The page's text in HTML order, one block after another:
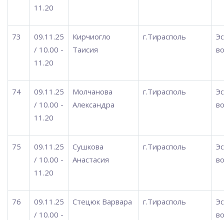
11.20
73
09.11.25
/ 10.00 -
11.20
Кирчиогло
Таисия
г.Тирасполь
74
09.11.25
/ 10.00 -
11.20
Молчанова
Александра
г.Тирасполь
75
09.11.25
/ 10.00 -
11.20
Сушкова
Анастасия
г.Тирасполь
76
09.11.25
/ 10.00 -
Стецюк Варвара г.Тирасполь